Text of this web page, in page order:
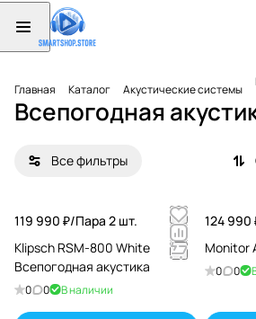
Главная Каталог Акустические системы
Всепогодная
Все фильтры
119 990 ₽/Пара 2 шт.
Klipsch RSM-800 White
Всепогодная акустика
0 0 В наличии
124 990
Monitor
0 0